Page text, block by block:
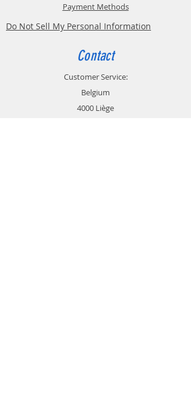
Payment Methods
Do Not Sell My Personal Information
Contact
Customer Service:
Belgium
4000 Liège